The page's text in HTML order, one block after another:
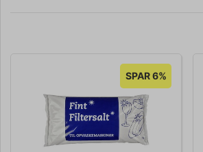
SPAR 6%